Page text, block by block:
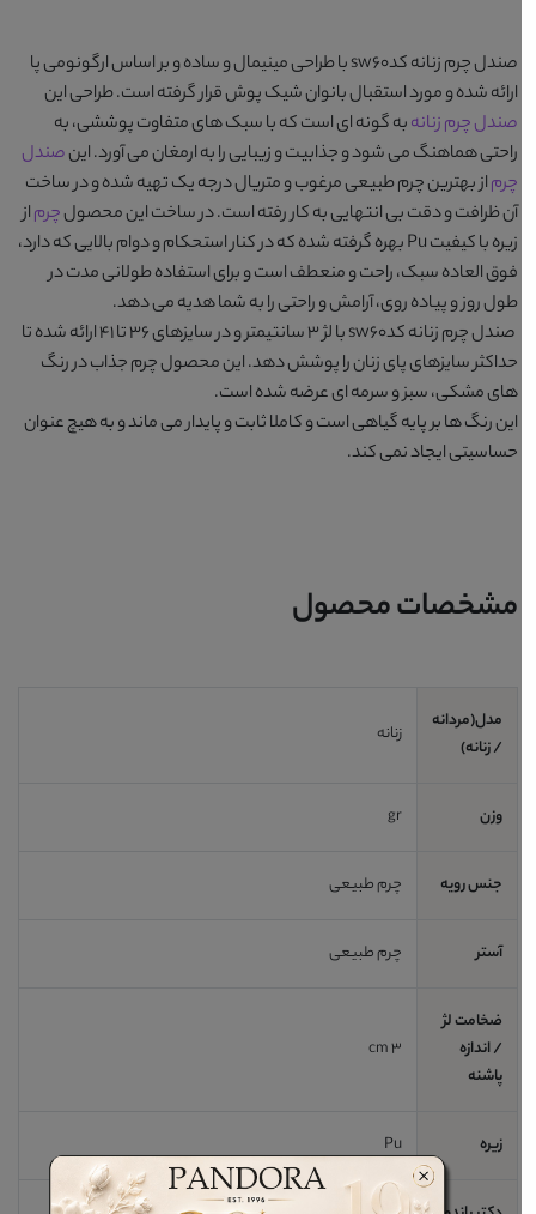
صندل چرم زنانه کدsw60
با طراحی مینیمال و ساده و بر اساس ارگونومی پا
ارائه شده و مورد استقبال بانوان شیک پوش قرار گرفته است. طراحی این
صندل چرم زنانهبه گونه ای است که با سبک های متفاوت پوششی، به
راحتی هماهنگ می شود و جذابیت و زیبایی را به ارمغان می آورد. اینصندل
چرماز بهترین چرم طبیعی مرغوب و متریال درجه یک تهیه شده و در ساخت
آن ظرافت و دقت بی انتهایی به کار رفته است. در ساخت این محصولچرماز
زیره با کیفیت Pu بهره گرفته شده که در کنار استحکام و دوام بالایی که دارد،
فوق العاده سبک، راحت و منعطف است و برای استفاده طولانی مدت در
طول روز و پیاده روی، آرامش و راحتی را به شما هدیه می دهد.
صندل چرم زنانه کدsw60
با لژ 3 سانتیمتر و در سایزهای 36 تا 41 ارائه شده تا
حداکثر سایزهای پای زنان را پوشش دهد. این محصول چرم جذاب در رنگ
هایمشکی، سبز و سرمه ایعرضه شده است.
این رنگ ها بر پایه گیاهی است و کاملا ثابت و پایدار می ماند و به هیچ عنوان
حساسیتی ایجاد نمی کند.
مشخصات محصول
مدل(مردانه
/ زنانه)
زنانه
وزن
جنس رویه چرم طبیعی
آستر چرم طبیعی
ضخامت لژ
/ اندازه
پاشنه
زیره Pu